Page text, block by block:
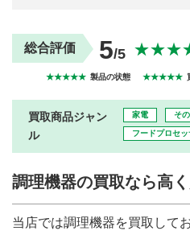
取り組み
ガイド
お客
総合評価 5/5
★★★★★ 製品の状態 ★★★★★
買取商品ジャン
ル
家電 そ
フードプロセッ
調理機器の買取なら高
当店では調理機器を買取して